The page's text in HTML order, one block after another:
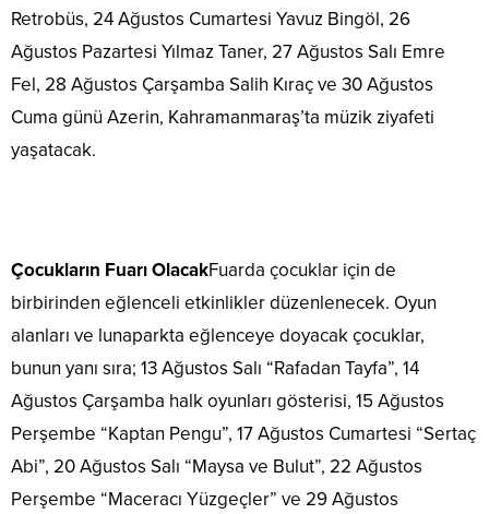
Retrobüs, 24 Ağustos Cumartesi Yavuz Bingöl, 26
Ağustos Pazartesi Yılmaz Taner, 27 Ağustos Salı Emre
Fel, 28 Ağustos Çarşamba Salih Kıraç ve 30 Ağustos
Cuma günü Azerin, Kahramanmaraş’ta müzik ziyafeti
yaşatacak.
Çocukların Fuarı OlacakFuarda çocuklar için de
birbirinden eğlenceli etkinlikler düzenlenecek. Oyun
alanları ve lunaparkta eğlenceye doyacak çocuklar,
bunun yanı sıra; 13 Ağustos Salı “Rafadan Tayfa”, 14
Ağustos Çarşamba halk oyunları gösterisi, 15 Ağustos
Perşembe “Kaptan Pengu”, 17 Ağustos Cumartesi “Sertaç
Abi”, 20 Ağustos Salı “Maysa ve Bulut”, 22 Ağustos
Perşembe “Maceracı Yüzgeçler” ve 29 Ağustos